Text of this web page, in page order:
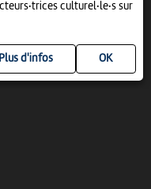
culturel·le·s sur
Plus d'infos